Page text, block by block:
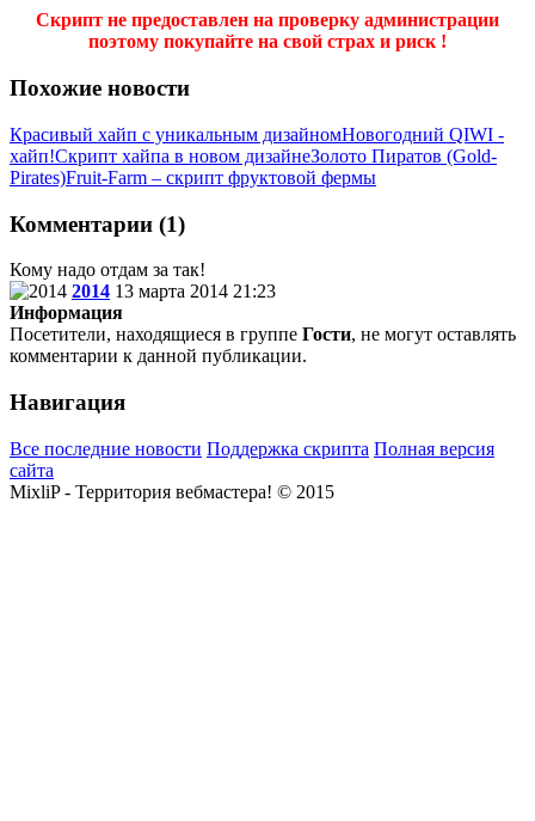
Скрипт не предоставлен на проверку администрации
поэтому покупайте на свой страх и риск !
Похожие новости
Красивый хайп с уникальным дизайномНовогодний QIWI -
хайп!Скрипт хайпа в новом дизайнеЗолото Пиратов (Gold-
Pirates)Fruit-Farm – скрипт фруктовой фермы
Комментарии (1)
Кому надо отдам за так!
2014 13 марта 2014 21:23
Информация
Посетители, находящиеся в группе Гости, не могут оставлять
комментарии к данной публикации.
Навигация
Все последние новости Поддержка скрипта Полная версия
сайта
MixliP - Территория вебмастера! © 2015